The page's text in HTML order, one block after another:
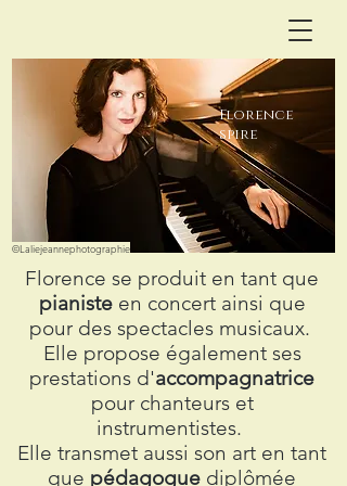
©Laliejeannephotographie
Florence
spire
Florence se produit en tant que
pianiste en concertainsi que
pour des spectacles musicaux.
Elle propose également ses
prestations d'accompagnatrice
pour chanteurs et
instrumentistes.
Elle transmet aussi son art en tant
que pédagogue diplômée